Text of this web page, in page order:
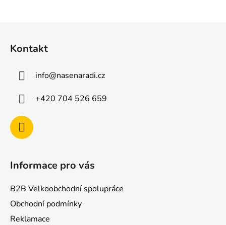
Kontakt
info@nasenaradi.cz
+420 704 526 659
Informace pro vás
B2B Velkoobchodní spolupráce
Obchodní podmínky
Reklamace